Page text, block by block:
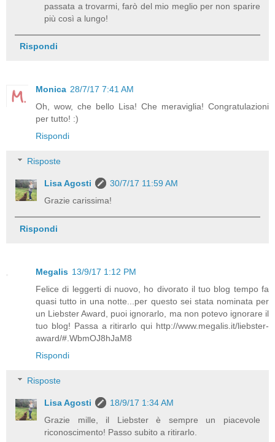
passata a trovarmi, farò del mio meglio per non sparire
più così a lungo!
Rispondi
Monica 28/7/17 7:41 AM
Oh, wow, che bello Lisa! Che meraviglia! Congratulazioni
per tutto! :)
Rispondi
Risposte
Lisa Agosti
30/7/17 11:59 AM
Grazie carissima!
Rispondi
Megalis 13/9/17 1:12 PM
Felice di leggerti di nuovo, ho divorato il tuo blog tempo fa
quasi tutto in una notte...per questo sei stata nominata per
un Liebster Award, puoi ignorarlo, ma non potevo ignorare il
tuo blog! Passa a ritirarlo qui http://www.megalis.it/liebster-
award/#.WbmOJ8hJaM8
Rispondi
Risposte
Lisa Agosti
18/9/17 1:34 AM
Grazie mille, il Liebster è sempre un piacevole
riconoscimento! Passo subito a ritirarlo.